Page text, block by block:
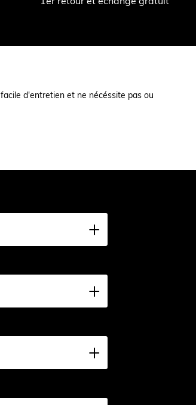
d'entretien et ne nécéssite pas ou